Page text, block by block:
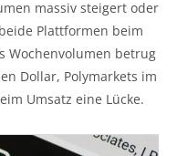
massiv steigert oder
Plattformen beim
Wochenvolumen betrug
Dollar, Polymarkets im
Umsatz eine Lücke.